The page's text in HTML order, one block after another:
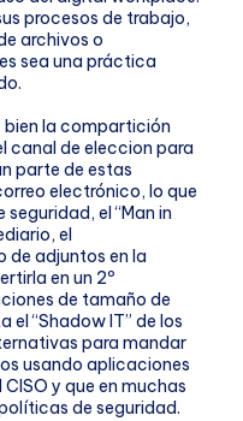
procesos de trabajo,
archivos o
sea una práctica
bien la compartición
canal de eleccion para
parte de estas
electrónico, lo que
el “Man in
el
de adjuntos en la
en un 2º
de tamaño de
el “Shadow IT” de los
para mandar
usando aplicaciones
y que en muchas
de seguridad.